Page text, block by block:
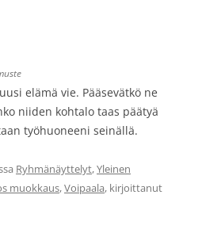
elämä vie. Pääsevätkö ne
niiden kohtalo taas päätyä
työhuoneeni seinällä.
Ryhmänäyttelyt,Yleinen
muokkaus,Voipaala, kirjoittanut